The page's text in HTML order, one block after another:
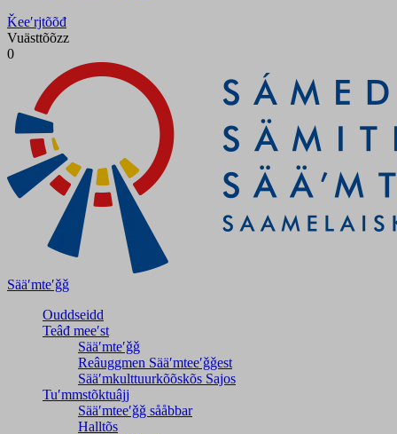
Ǩeeʹrjtõõđ
Vuästtõõzz
0
Sääʹmteʹǧǧ
Ouddseidd
Teâđ meeʹst
Sääʹmteʹǧǧ
Reâuggmen Sääʹmteeʹǧǧest
Sääʹmkulttuurkõõskõs Sajos
Tuʹmmstõktuâjj
Sääʹmteeʹǧǧ sååbbar
Halltõs